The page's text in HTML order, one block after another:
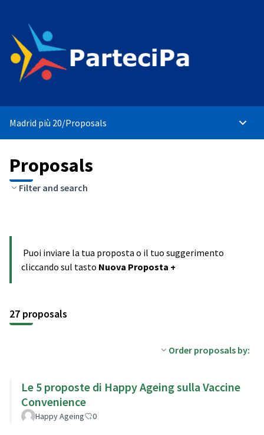
Madrid più 20/Proposals Main
Proposals
Filter and search
Puoi inviare la tua proposta o il tuo suggerimento
cliccando sul tasto Nuova Proposta +
27 proposals
Order proposals by:
Le 5 proposte di Happy Ageing sulla Vaccine
Convenience
Happy Ageing 0